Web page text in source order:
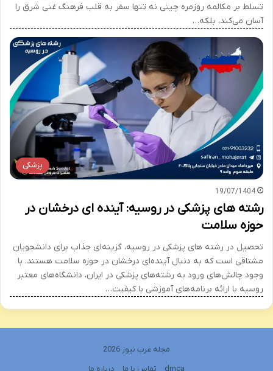
تسلط بر مکالمه روزمره چینی نه تنها سفر به قلب فرهنگ غنی شرق را
آسان می‌کند، بلکه…
پزشکی
19/07/1404
رشته های پزشکی در روسیه: آینده ای درخشان در
حوزه سلامت
تحصیل در رشته های پزشکی در روسیه، گزینه‌ای جذاب برای دانشجویان
مشتاقی است که به دنبال آینده‌ای درخشان در حوزه سلامت هستند. با
وجود چالش‌های ورود به رشته‌های پزشکی در ایران، دانشگاه‌های معتبر
روسیه با ارائه برنامه‌های آموزشی با کیفیت…
مجله غرب نیوز 2026